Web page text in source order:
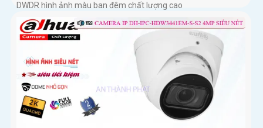
DWDR hình ảnh màu ban đêm chất lượng cao